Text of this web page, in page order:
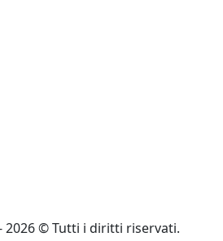
2026 © Tutti i diritti riservati.